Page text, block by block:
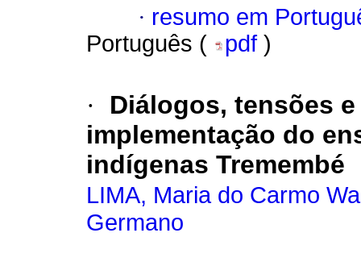
· resumo em
Português (
pdf )
·
Diálogos, tensões
implementação do
indígenas Tremembé
LIMA, Maria do Carmo
Germano